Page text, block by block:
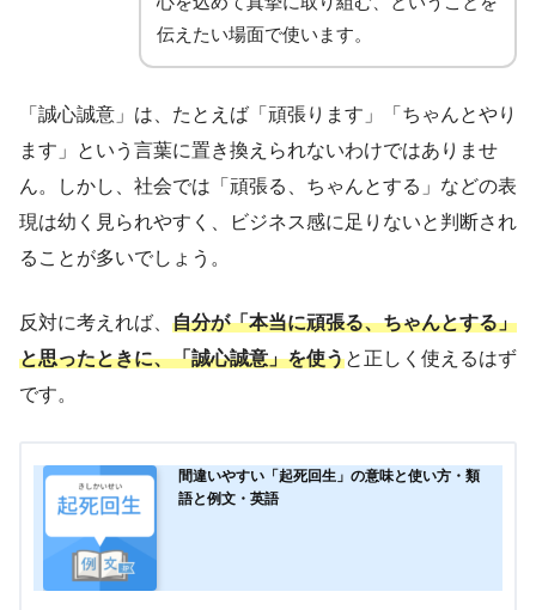
伝えたい場面で使います。
「誠心誠意」は、たとえば「頑張ります」「ちゃんとやり
ます」という言葉に置き換えられないわけではありませ
ん。しかし、社会では「頑張る、ちゃんとする」などの表
現は幼く見られやすく、ビジネス感に足りないと判断され
ることが多いでしょう。
反対に考えれば、 自分が「本当に頑張る、ちゃんとする」
と思ったときに、「誠心誠意」を使うと正しく使えるはず
です。
間違いやすい「起死回生」の意味と使い方・類
語と例文・英語